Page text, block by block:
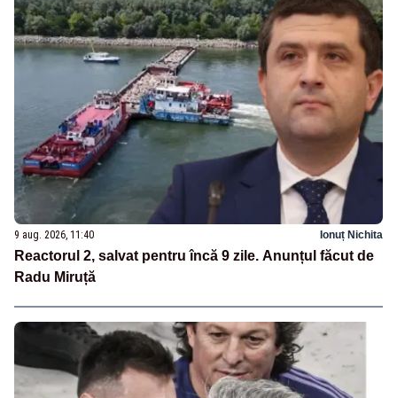
9 aug. 2026, 11:40 Ionuț Nichita
Reactorul 2, salvat pentru încă 9 zile. Anunțul făcut de
Radu Miruță